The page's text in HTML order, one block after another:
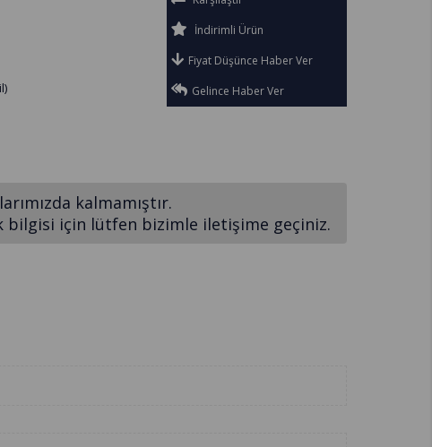
İndirimli Ürün
Fiyat Düşünce Haber Ver
Gelince Haber Ver
kalmamıştır.
bilgisi için lütfen bizimle iletişime geçiniz.